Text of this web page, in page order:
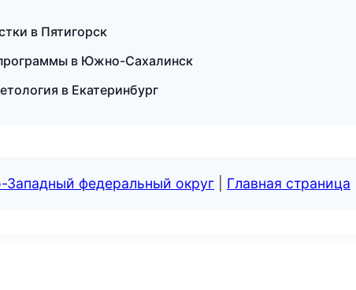
в Пятигорск
в Южно-Сахалинск
в Екатеринбург
Западный федеральный округ Главная страница